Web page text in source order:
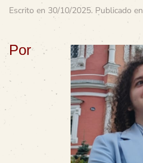
Escrito en 30/10/2025. Publicado en
Por